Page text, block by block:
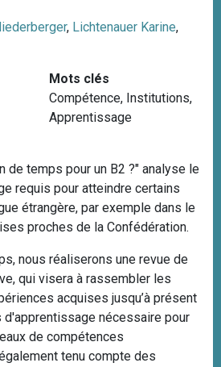
, Lichtenauer Karine,
Mots clés
Compétence, Institutions,
Apprentissage
de temps pour un B2 ?" analyse le
requis pour atteindre certains
étrangère, par exemple dans le
proches de la Confédération.
nous réaliserons une revue de
qui visera à rassembler les
acquises jusqu’à présent
d'apprentissage nécessaire pour
de compétences
tenu compte des